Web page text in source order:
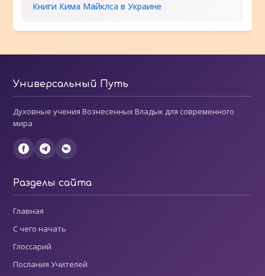
Книги Кима Майклса в Украине
Универсальный Путь
Духовные учения Вознесенных Владык для современного
мира
Разделы сайта
Главная
С чего начать
Глоссарий
Послания Учителей